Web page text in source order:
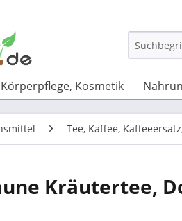
Körperpflege, Kosmetik
Tee, Kaffee,
Kräutertee,